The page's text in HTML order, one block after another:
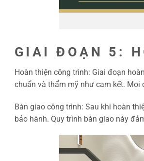
GIAI ĐOẠN 5:
Hoàn thiện công trình: Giai đoạn
chuẩn và thẩm mỹ như cam kết.
Bàn giao công trình: Sau khi hoàn
bảo hành. Quy trình bàn giao này